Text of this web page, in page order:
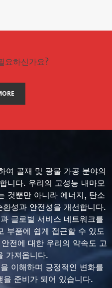
요하신가요?
여 골재 및 광물 가공 분야의
니다. 우리의 고성능 내마모
것뿐만 아니라 에너지, 탄소
성과 안전성을 개선합니다.
글로벌 서비스 네트워크를
부품에 쉽게 접근할 수 있도
전에 대한 우리의 약속도 고
가져옵니다.
이해하며 긍정적인 변화를
준비가 되어 있습니다.